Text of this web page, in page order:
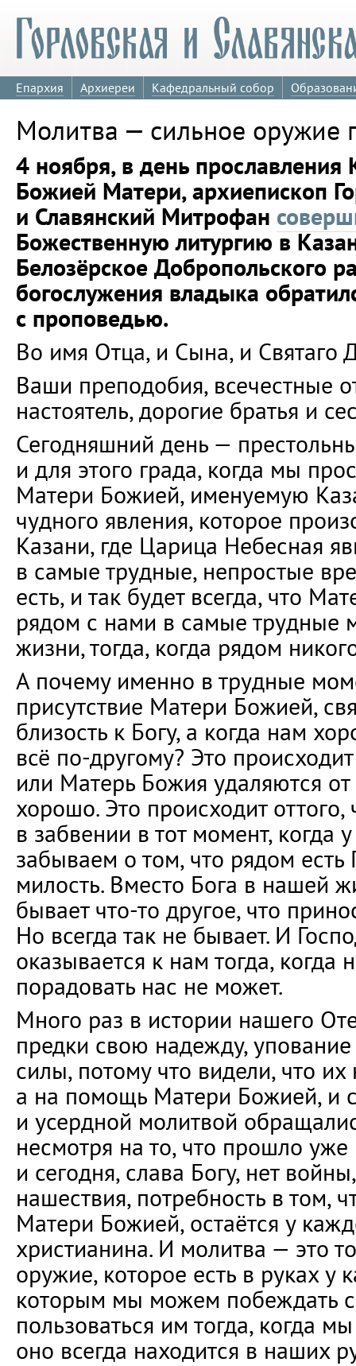
Епархия Архиереи Кафедральный собор
Молитва — сильное оружие
4 ноября, в день прославления
Божией Матери, архиепископ
и Славянский Митрофан
Божественную литургию в
Белозёрское Добропольского
богослужения владыка
с проповедью.
Во имя Отца, и Сына, и Святаго
Ваши преподобия, всечестные
настоятель, дорогие братья и
Сегодняшний день —
и для этого града, когда мы
Матери Божией, именуемую
чудного явления, которое
Казани, где Царица Небесная
в самые трудные, непростые
есть, и так будет всегда, что
рядом с нами в самые трудные
жизни, тогда, когда рядом
А почему именно в трудные
присутствие Матери Божией,
близость к Богу, а когда нам
всё по-другому? Это
или Матерь Божия удаляются от
хорошо. Это происходит
в забвении в тот момент, когда
забываем о том, что рядом есть
милость. Вместо Бога в нашей
бывает что-то другое, что
Но всегда так не бывает. И
оказывается к нам тогда, когда
порадовать нас не может.
Много раз в истории нашего
предки свою надежду,
силы, потому что видели, что их
а на помощь Матери Божией, и
и усердной молитвой
несмотря на то, что прошло
и сегодня, слава Богу, нет
нашествия, потребность в том,
Матери Божией, остаётся у
христианина. И молитва — это
оружие, которое есть в руках у
которым мы можем побеждать
пользоваться им тогда, когда
оно всегда находится в наших